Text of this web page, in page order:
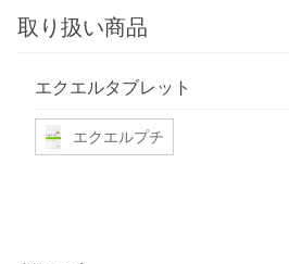
取り扱い商品
エクエルタブレット
エクエルプチ